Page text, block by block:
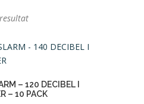
– 120 DECIBEL I
– 10 PACK